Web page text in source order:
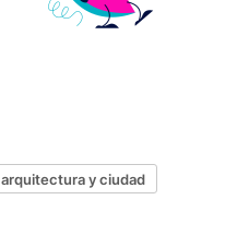
arquitectura y ciudad